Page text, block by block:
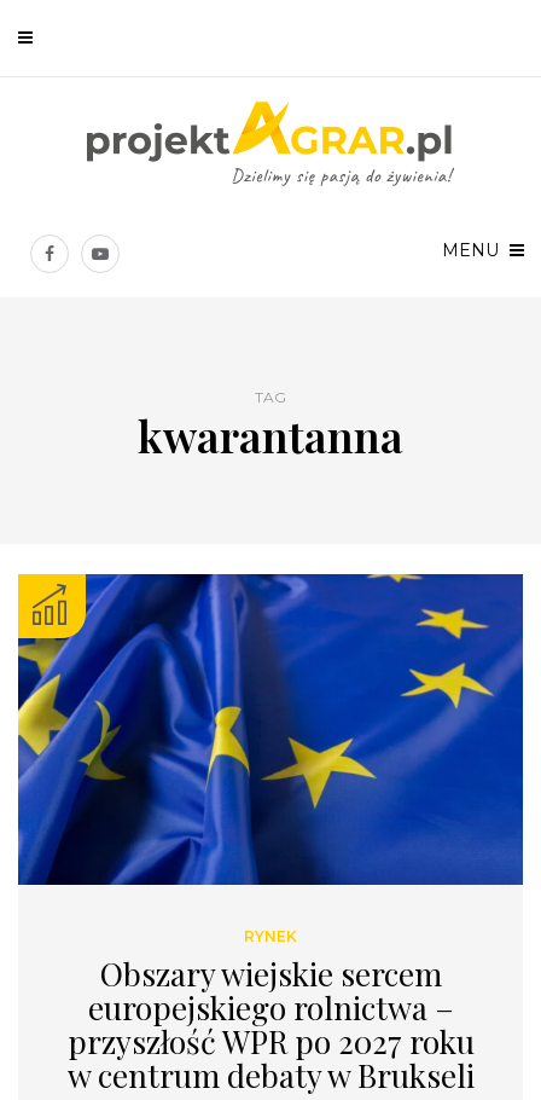
MENU
TAG
kwarantanna
RYNEK
Obszary wiejskie sercem
europejskiego rolnictwa –
przyszłość WPR po 2027 roku
w centrum debaty w Brukseli
Chcesz być na bieżąco? Zostaw swój e-mail, a raz w tygodniu
prześlemy Ci nasze najlepsze artykuły!
Twoje dane osobowe będą przetwarzane zgodnie z Polityką prywatności